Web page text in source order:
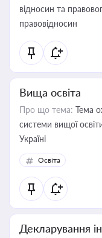
відносин та
правовідносин
Вища освіта
Про що тема: Тема
системи вищої
Україні
Освіта
Декларування